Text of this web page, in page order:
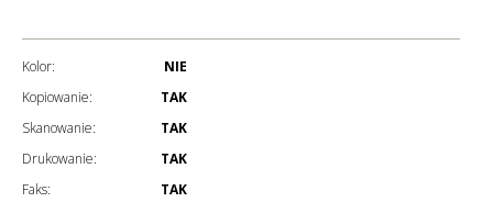
Kolor:
NIE
Kopiowanie:
TAK
Skanowanie:
TAK
Drukowanie:
TAK
Faks:
TAK